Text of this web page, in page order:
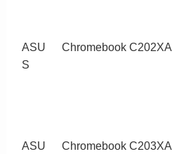
ASU
S
Chromebook C202XA
ASU
Chromebook C203XA